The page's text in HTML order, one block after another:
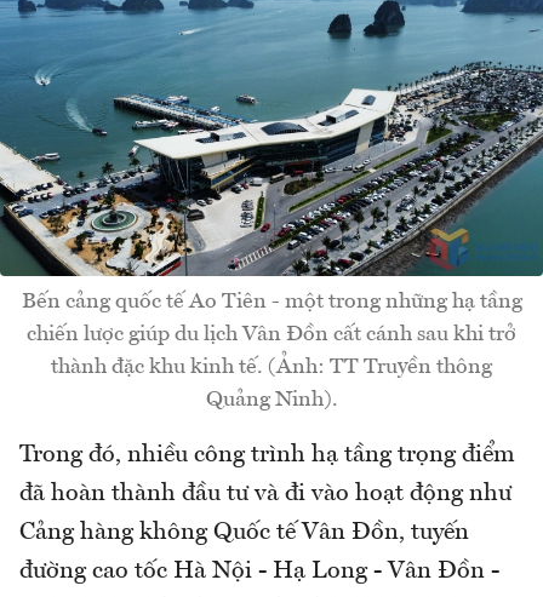
Bến cảng quốc tế Ao Tiên - một trong những hạ tầng
chiến lược giúp du lịch Vân Đồn cất cánh sau khi trở
thành đặc khu kinh tế. (Ảnh: TT Truyền thông
Quảng Ninh).
Trong đó, nhiều công trình hạ tầng trọng điểm
đã hoàn thành đầu tư và đi vào hoạt động như
Cảng hàng không Quốc tế Vân Đồn, tuyến
đường cao tốc Hà Nội - Hạ Long - Vân Đồn -